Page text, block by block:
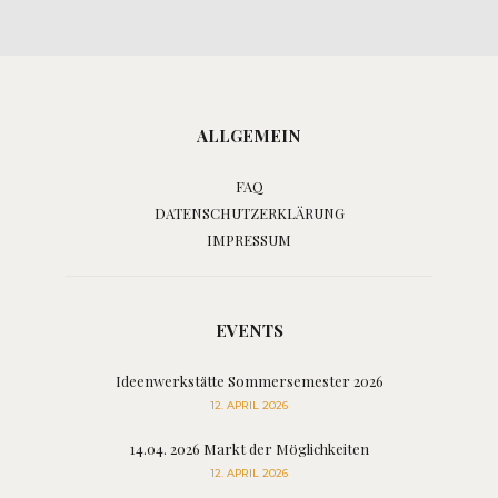
ALLGEMEIN
FAQ
DATENSCHUTZERKLÄRUNG
IMPRESSUM
EVENTS
Ideenwerkstätte Sommersemester 2026
12. APRIL 2026
14.04. 2026 Markt der Möglichkeiten
12. APRIL 2026